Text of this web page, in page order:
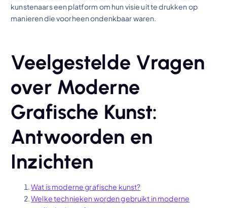
kunstenaars een platform om hun visie uit te drukken op
manieren die voorheen ondenkbaar waren.
Veelgestelde Vragen
over Moderne
Grafische Kunst:
Antwoorden en
Inzichten
Wat is moderne grafische kunst?
Welke technieken worden gebruikt in moderne